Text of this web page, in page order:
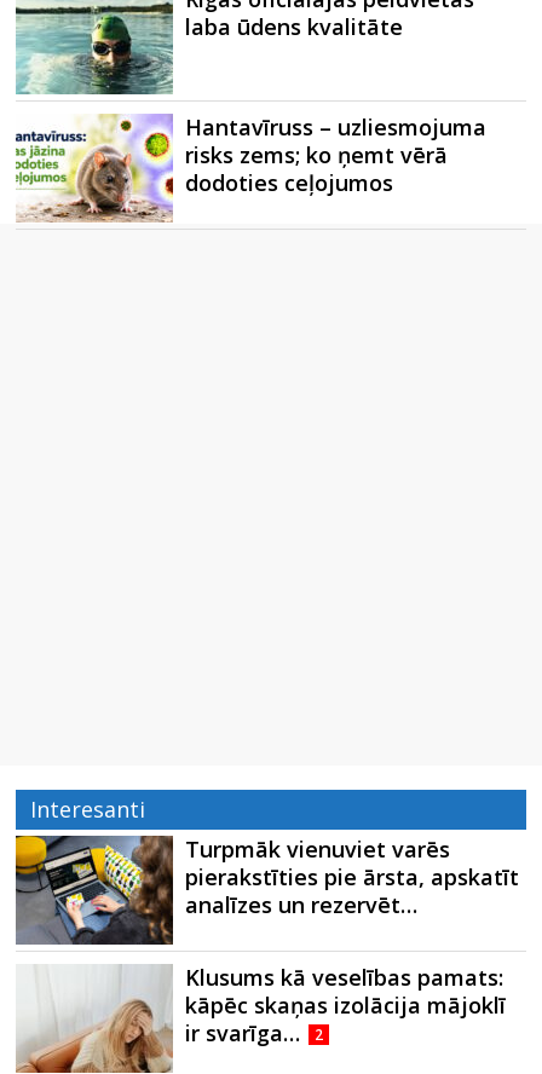
laba ūdens kvalitāte
Hantavīruss – uzliesmojuma
risks zems; ko ņemt vērā
dodoties ceļojumos
Interesanti
Turpmāk vienuviet varēs
pierakstīties pie ārsta, apskatīt
analīzes un rezervēt…
Klusums kā veselības pamats:
kāpēc skaņas izolācija mājoklī
ir svarīga…
2